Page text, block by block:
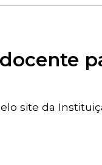
site da